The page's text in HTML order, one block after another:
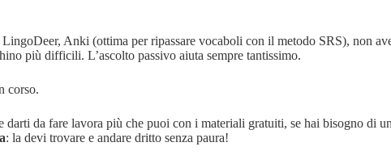
Anki (ottima per ripassare vocaboli con il metodo SRS), non
più difficili. L’ascolto passivo aiuta sempre tantissimo.
corso.
darti da fare lavora più che puoi con i materiali gratuiti, se hai bisogno di
: la devi trovare e andare dritto senza paura!